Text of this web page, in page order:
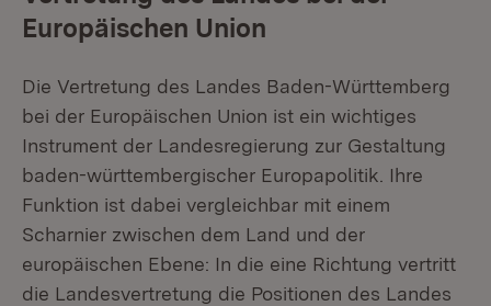
Europäischen Union
Die Vertretung des Landes Baden-Württemberg
bei der Europäischen Union ist ein wichtiges
Instrument der Landesregierung zur Gestaltung
baden-württembergischer Europapolitik. Ihre
Funktion ist dabei vergleichbar mit einem
Scharnier zwischen dem Land und der
europäischen Ebene: In die eine Richtung vertritt
die Landesvertretung die Positionen des Landes